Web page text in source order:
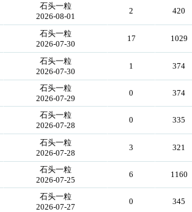
石头一粒
2026-08-01
2 420
石头一粒
2026-07-30
17 1029
石头一粒
2026-07-30
1 374
石头一粒
2026-07-29
0 374
石头一粒
2026-07-28
0 335
石头一粒
2026-07-28
3 321
石头一粒
2026-07-25
6 1160
石头一粒
2026-07-27
0 345